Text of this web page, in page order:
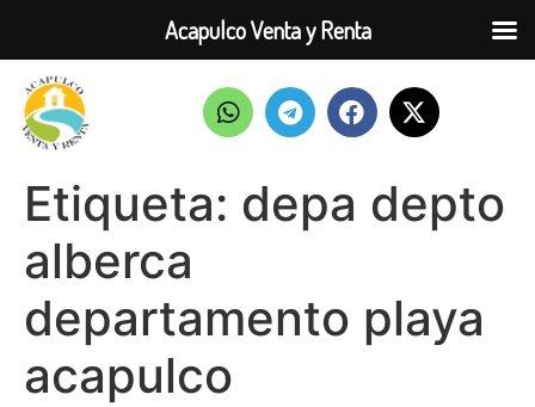
Etiqueta: depa depto
alberca
departamento playa
acapulco
Acapulco Venta y Renta